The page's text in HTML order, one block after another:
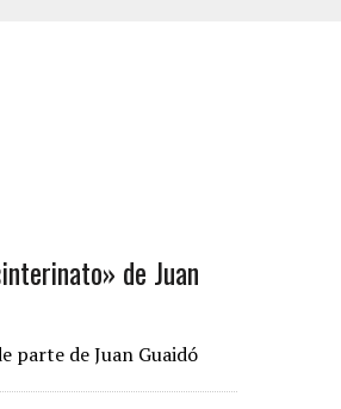
ABUELA
AMIGOS
DE ELLA
de Juan
parte de Juan Guaidó